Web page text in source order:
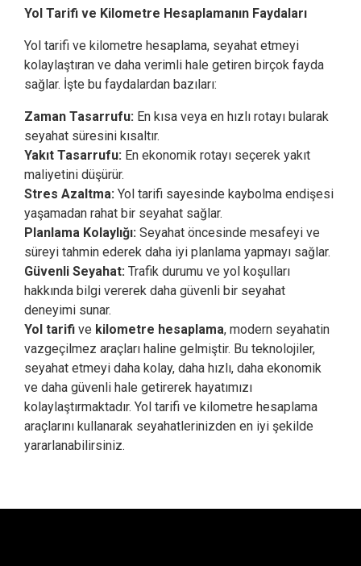
Yol Tarifi ve Kilometre Hesaplamanın Faydaları
Yol tarifi ve kilometre hesaplama, seyahat etmeyi
kolaylaştıran ve daha verimli hale getiren birçok fayda
sağlar. İşte bu faydalardan bazıları:
Zaman Tasarrufu: En kısa veya en hızlı rotayı bularak
seyahat süresini kısaltır.
Yakıt Tasarrufu: En ekonomik rotayı seçerek yakıt
maliyetini düşürür.
Stres Azaltma: Yol tarifi sayesinde kaybolma endişesi
yaşamadan rahat bir seyahat sağlar.
Planlama Kolaylığı: Seyahat öncesinde mesafeyi ve
süreyi tahmin ederek daha iyi planlama yapmayı sağlar.
Güvenli Seyahat: Trafik durumu ve yol koşulları
hakkında bilgi vererek daha güvenli bir seyahat
deneyimi sunar.
Yol tarifi ve kilometre hesaplama, modern seyahatin
vazgeçilmez araçları haline gelmiştir. Bu teknolojiler,
seyahat etmeyi daha kolay, daha hızlı, daha ekonomik
ve daha güvenli hale getirerek hayatımızı
kolaylaştırmaktadır. Yol tarifi ve kilometre hesaplama
araçlarını kullanarak seyahatlerinizden en iyi şekilde
yararlanabilirsiniz.